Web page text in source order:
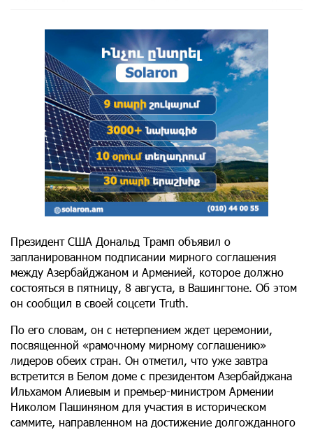
Президент США Дональд Трамп объявил о
запланированном подписании мирного соглашения
между Азербайджаном и Арменией, которое должно
состояться в пятницу, 8 августа, в Вашингтоне. Об этом
он сообщил в своей соцсети Truth.
По его словам, он с нетерпением ждет церемонии,
посвященной «рамочному мирному соглашению»
лидеров обеих стран. Он отметил, что уже завтра
встретится в Белом доме с президентом Азербайджана
Ильхамом Алиевым и премьер-министром Армении
Николом Пашиняном для участия в историческом
саммите, направленном на достижение долгожданного